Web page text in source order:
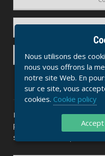
A PROPOS DE
France Hebergement
premium, un enregistrement
sécurité aux entreprises du
Nous utilisons des
nous vous offrons la
notre site Web. En
sur ce site, vous
cookies. Cookie policy
Accept